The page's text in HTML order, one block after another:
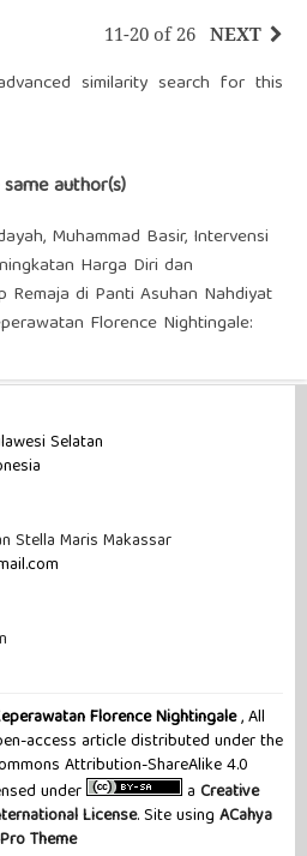
11-20 of 26 NEXT
similarity search for this
author(s)
Muhammad Basir, Intervensi
Harga Diri dan
Remaja di Panti Asuhan Nahdiyat
Florence Nightingale:
Selatan
Stella Maris Makassar
Florence Nightingale, All
access article distributed under the
Attribution-ShareAlike 4.0
under
a Creative
License. Site using ACahya
Pro Theme